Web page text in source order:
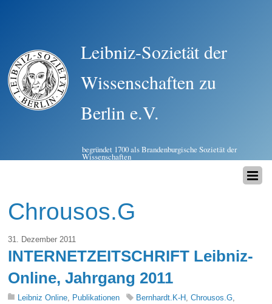
Leibniz-Sozietät der
Wissenschaften zu
Berlin e.V.
begründet 1700 als Brandenburgische Sozietät der
Wissenschaften
Chrousos.G
31. Dezember 2011
INTERNETZEITSCHRIFT Leibniz-
Online, Jahrgang 2011
Leibniz Online, Publikationen Bernhardt.K-H ,Chrousos.G,